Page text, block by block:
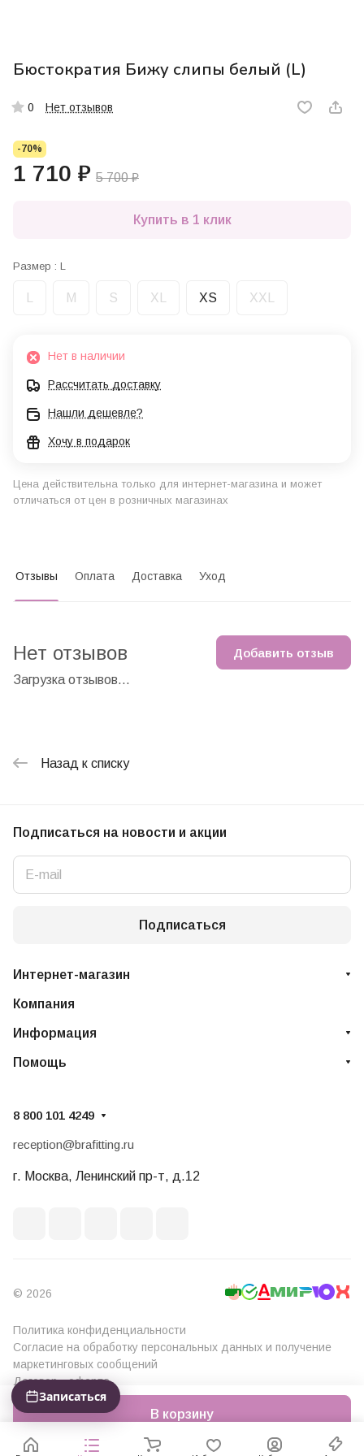
Бюстократия Бижу слипы белый (L)
0 Нет отзывов
-70%
1 710 ₽ 5 700 ₽
В корзину
Купить в 1 клик
Размер : L
L M S XL XS XXL
Нет в наличии
Рассчитать доставку
Нашли дешевле?
Хочу в подарок
Цена действительна только для интернет-магазина и может
отличаться от цен в розничных магазинах
Отзывы Оплата Доставка Уход
Загрузка отзывов...
Нет отзывов Добавить отзыв
Назад к списку
Подписаться на новости и акции
Подписаться
Интернет-магазин
Компания
Информация
Помощь
8 800 101 4249
reception@brafitting.ru
г. Москва, Ленинский пр-т, д.12
© 2026
Политика конфиденциальности
Согласие на обработку персональных данных и получение
маркетинговых сообщений
Договор - оферта
Записаться